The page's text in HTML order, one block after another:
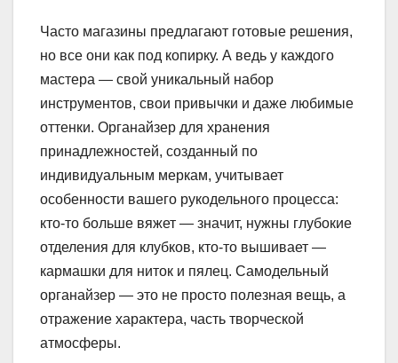
Часто магазины предлагают готовые решения,
но все они как под копирку. А ведь у каждого
мастера — свой уникальный набор
инструментов, свои привычки и даже любимые
оттенки. Органайзер для хранения
принадлежностей, созданный по
индивидуальным меркам, учитывает
особенности вашего рукодельного процесса:
кто-то больше вяжет — значит, нужны глубокие
отделения для клубков, кто-то вышивает —
кармашки для ниток и пялец. Самодельный
органайзер — это не просто полезная вещь, а
отражение характера, часть творческой
атмосферы.